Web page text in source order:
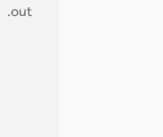
out.